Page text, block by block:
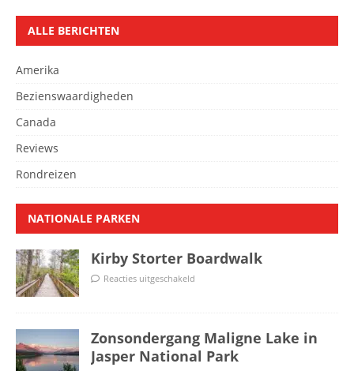
ALLE BERICHTEN
Amerika
Bezienswaardigheden
Canada
Reviews
Rondreizen
NATIONALE PARKEN
Kirby Storter Boardwalk
Reacties uitgeschakeld
Zonsondergang Maligne Lake in
Jasper National Park